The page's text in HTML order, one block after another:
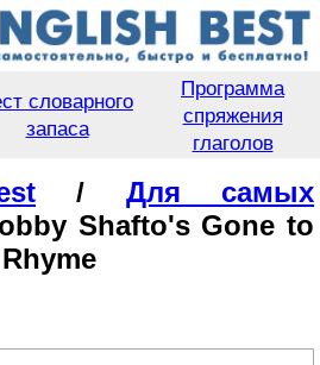
словарного
запаса
Программа
спряжения
глаголов
/ Для самых
Shafto's Gone to